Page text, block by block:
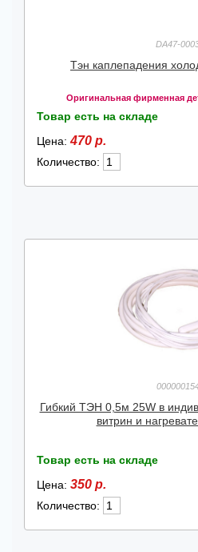
DA47-
Тэн каплепадения
Оригинальная фирменная
Товар есть на складе
Цена:470 р.
Количество:
Гибкий ТЭН 0,5м 25W в
витрин и
Товар есть на складе
Цена: 350 р.
Количество: